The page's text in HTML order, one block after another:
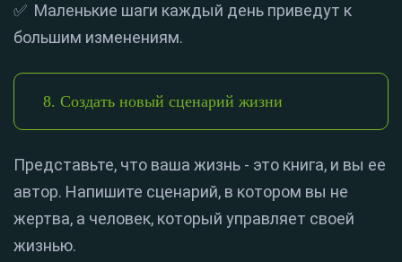
✅ Маленькие шаги каждый день приведут к
большим изменениям.
8. Создать новый сценарий жизни
Представьте, что ваша жизнь - это книга, и вы ее
автор. Напишите сценарий, в котором вы не
жертва, а человек, который управляет своей
жизнью.